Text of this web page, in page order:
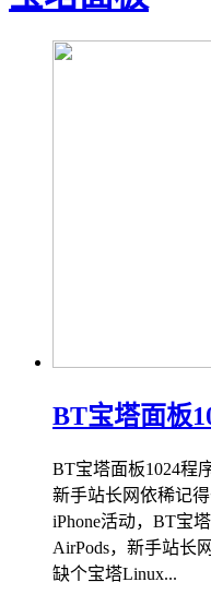
BT宝塔面板
BT宝塔面板1024程
新手站长网依稀记
iPhone活动，BT宝
AirPods，新手站长
缺个宝塔Linux...